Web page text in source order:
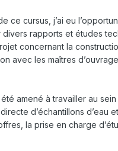
ce cursus, j’ai eu
rapports et études
concernant la
avec les maîtres
été amené à travailler au
d’échantillons d’eau
la prise en charge